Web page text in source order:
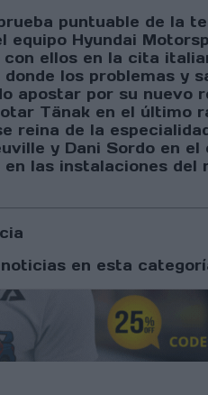
puntuable de la
Hyundai
ellos en la cita
los problemas
apostar por su nuevo
Tänak en el último
reina de la
y Dani Sordo en
las instalaciones
en esta